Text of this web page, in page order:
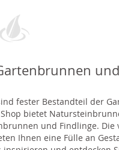
fester Bestandteil der
bietet
und Findlinge. Die
Ihnen eine Fülle an